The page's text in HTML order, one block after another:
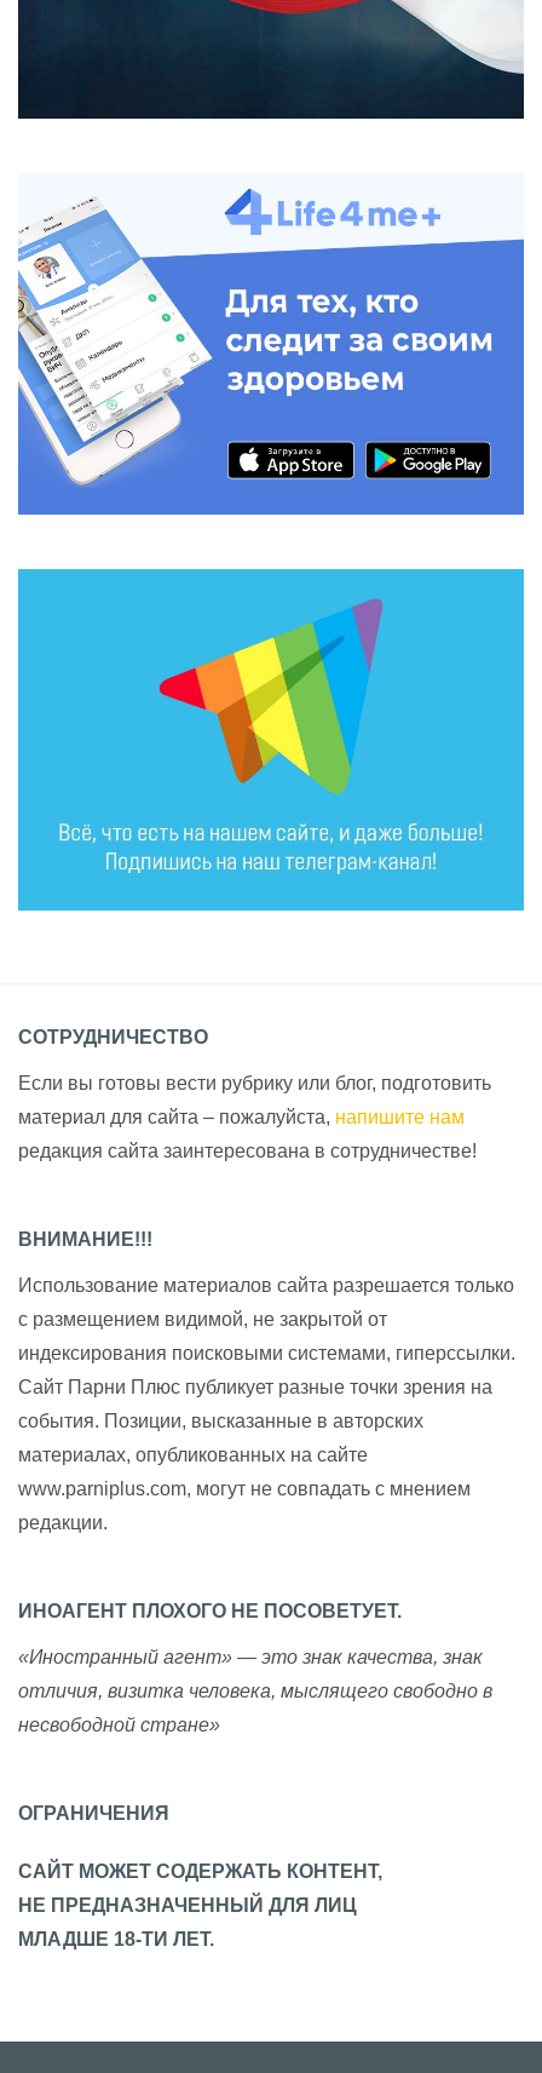
СОТРУДНИЧЕСТВО
Если вы готовы вести рубрику или блог, подготовить
материал для сайта – пожалуйста, напишите нам
редакция сайта заинтересована в сотрудничестве!
ВНИМАНИЕ!!!
Использование материалов сайта разрешается только
с размещением видимой, не закрытой от
индексирования поисковыми системами, гиперссылки.
Сайт Парни Плюс публикует разные точки зрения на
события. Позиции, высказанные в авторских
материалах, опубликованных на сайте
www.parniplus.com, могут не совпадать с мнением
редакции.
ИНОАГЕНТ ПЛОХОГО НЕ ПОСОВЕТУЕТ.
«Иностранный агент» — это знак качества, знак
отличия, визитка человека, мыслящего свободно в
несвободной стране»
ОГРАНИЧЕНИЯ
САЙТ МОЖЕТ СОДЕРЖАТЬ КОНТЕНТ,
НЕ ПРЕДНАЗНАЧЕННЫЙ ДЛЯ ЛИЦ
МЛАДШЕ 18-ТИ ЛЕТ.